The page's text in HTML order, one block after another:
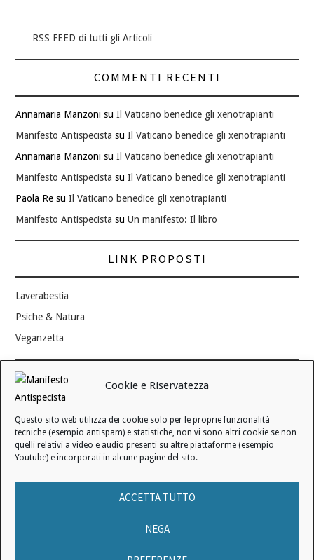
Cookie e Riservatezza
Questo sito web utilizza dei cookie solo per le proprie funzionalità
tecniche (esempio antispam) e statistiche, non vi sono altri cookie se non
quelli relativi a video e audio presenti su altre piattaforme (esempio
Youtube) e incorporati in alcune pagine del sito.
ACCETTA TUTTO
NEGA
RSS FEED di tutti gli Articoli
COMMENTI RECENTI
Annamaria Manzoni suIl Vaticano benedice gli xenotrapianti
Manifesto Antispecista suIl Vaticano benedice gli xenotrapianti
Annamaria Manzoni suIl Vaticano benedice gli xenotrapianti
Manifesto Antispecista suIl Vaticano benedice gli xenotrapianti
Paola Re suIl Vaticano benedice gli xenotrapianti
Manifesto Antispecista suUn manifesto: Il libro
LINK PROPOSTI
Laverabestia
Psiche & Natura
Veganzetta
Modifica consenso ai cookie
REVOCA IL TUO CONSENSO
Stato attuale: Negato
INFORMATIVA SUI COOKIE|